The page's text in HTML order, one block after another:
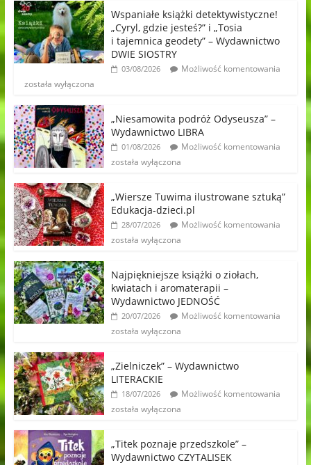
Wspaniałe książki detektywistyczne!
„Cyryl, gdzie jesteś?” i „Tosia
i tajemnica geodety” – Wydawnictwo
DWIE SIOSTRY
03/08/2026
Możliwość komentowania
została wyłączona
„Niesamowita podróż Odyseusza” –
Wydawnictwo LIBRA
01/08/2026
Możliwość komentowania
została wyłączona
„Wiersze Tuwima ilustrowane sztuką”
Edukacja-dzieci.pl
28/07/2026
Możliwość komentowania
została wyłączona
Najpiękniejsze książki o ziołach,
kwiatach i aromaterapii –
Wydawnictwo JEDNOŚĆ
20/07/2026
Możliwość komentowania
została wyłączona
„Zielniczek” – Wydawnictwo
LITERACKIE
18/07/2026
Możliwość komentowania
została wyłączona
„Titek poznaje przedszkole” –
Wydawnictwo CZYTALISEK